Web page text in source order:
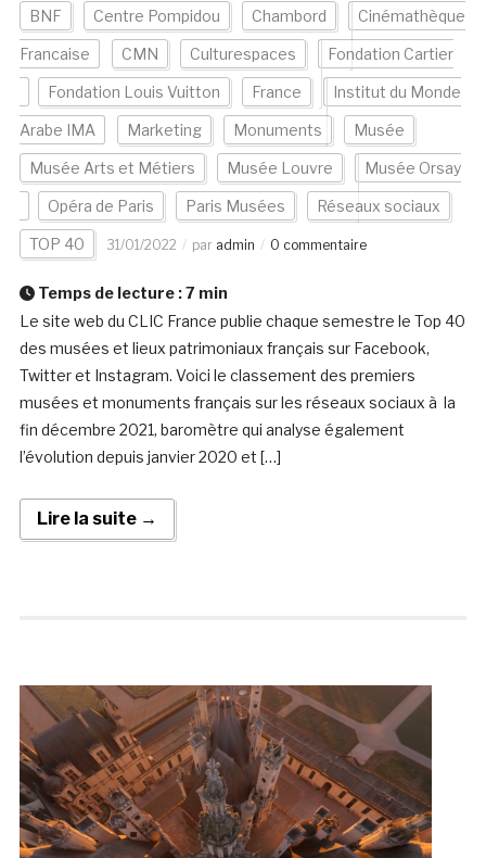
BNF Centre Pompidou Chambord Cinémathèque
Francaise CMN Culturespaces Fondation Cartier
Fondation Louis Vuitton France Institut du Monde
Arabe IMA Marketing Monuments Musée
Musée Arts et Métiers Musée Louvre Musée Orsay
Opéra de Paris Paris Musées Réseaux sociaux
TOP 40 31/01/2022 par admin 0 commentaire
Temps de lecture :7 min
Le site web du CLIC France publie chaque semestre le Top 40
des musées et lieux patrimoniaux français sur Facebook,
Twitter et Instagram. Voici le classement des premiers
musées et monuments français sur les réseaux sociaux à la
fin décembre 2021, baromètre qui analyse également
l’évolution depuis janvier 2020 et […]
Lire la suite →